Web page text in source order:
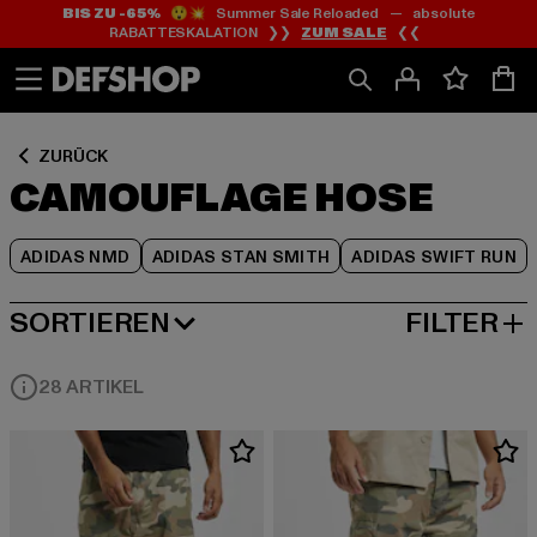
Zum
Inhalt
springen
Zum
Fußzeile
springen
BIS ZU -65%😲💥 Summer Sale Reloaded — absolute
RABATTESKALATION ❯❯ ZUM SALE ❮❮
ZURÜCK
CAMOUFLAGE HOSE
ADIDAS NMD ADIDAS STAN SMITH ADIDAS SWIFT RUN
Zum
Produktraster
springen
SORTIEREN
BELIEBTESTE FILTER
28 ARTIKEL